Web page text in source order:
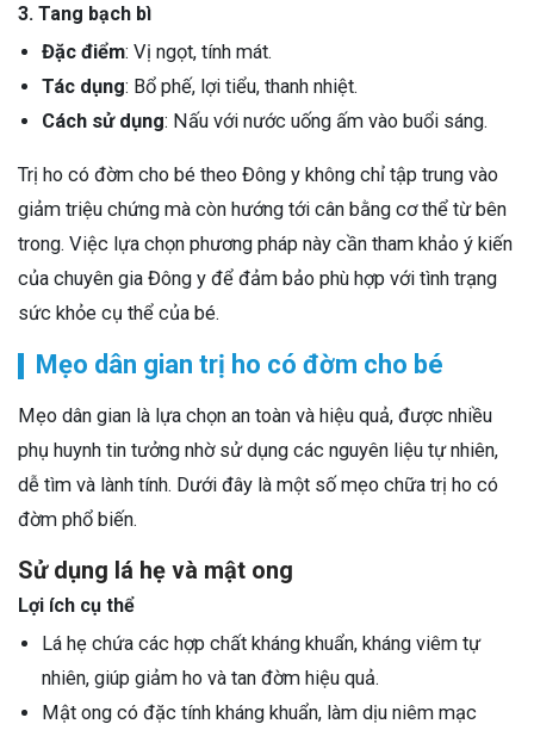
3. Tang bạch bì
Đặc điểm: Vị ngọt, tính mát.
Tác dụng: Bổ phế, lợi tiểu, thanh nhiệt.
Cách sử dụng: Nấu với nước uống ấm vào buổi sáng.
Trị ho có đờm cho bé theo Đông y không chỉ tập trung vào
giảm triệu chứng mà còn hướng tới cân bằng cơ thể từ bên
trong. Việc lựa chọn phương pháp này cần tham khảo ý kiến
của chuyên gia Đông y để đảm bảo phù hợp với tình trạng
sức khỏe cụ thể của bé.
Mẹo dân gian trị ho có đờm cho bé
Mẹo dân gian là lựa chọn an toàn và hiệu quả, được nhiều
phụ huynh tin tưởng nhờ sử dụng các nguyên liệu tự nhiên,
dễ tìm và lành tính. Dưới đây là một số mẹo chữa trị ho có
đờm phổ biến.
Sử dụng lá hẹ và mật ong
Lợi ích cụ thể
Lá hẹ chứa các hợp chất kháng khuẩn, kháng viêm tự
nhiên, giúp giảm ho và tan đờm hiệu quả.
Mật ong có đặc tính kháng khuẩn, làm dịu niêm mạc